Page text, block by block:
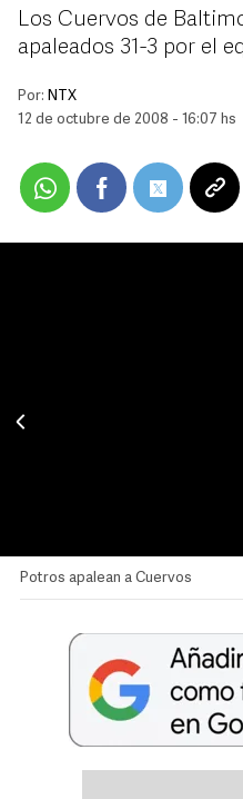
Los Cuervos de
apaleados 31-3 por el
Por: NTX
12 de octubre de 2008 - 16:07 hs
Potros apalean a Cuervos